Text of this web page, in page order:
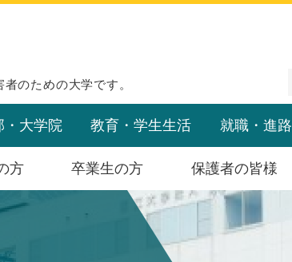
のための大学です。
・大学院 教育・学生生活 就職・進路
方 卒業生の方 保護者の皆様